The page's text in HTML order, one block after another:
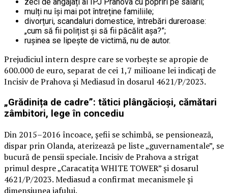
zeci de angajați ai IPJ Prahova cu popriri pe salarii;
mulți nu își mai pot întreține familiile;
divorțuri, scandaluri domestice, întrebări dureroase:
„cum să fii polițist și să fii păcălit așa?”;
rușinea se lipește de victimă, nu de autor.
Prejudiciul intern despre care se vorbește se apropie de
600.000 de euro, separat de cei 1,7 milioane lei indicați de
Incisiv de Prahova și Mediasud în dosarul 4621/P/2023.
„Grădinița de cadre”: tătici plângăcioși, cămătari
zâmbitori, lege în concediu
Din 2015–2016 încoace, șefii se schimbă, se pensionează,
dispar prin Olanda, aterizează pe liste „guvernamentale”, se
bucură de pensii speciale. Incisiv de Prahova a strigat
primul despre „Caracatița WHITE TOWER” și dosarul
4621/P/2023. Mediasud a confirmat mecanismele și
dimensiunea jafului.